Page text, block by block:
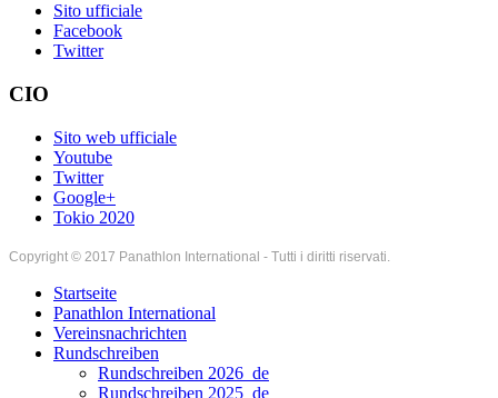
Sito ufficiale
Facebook
Twitter
CIO
Sito web ufficiale
Youtube
Twitter
Google+
Tokio 2020
Copyright © 2017 Panathlon International - Tutti i diritti riservati.
Startseite
Panathlon International
Vereinsnachrichten
Rundschreiben
Rundschreiben 2026_de
Rundschreiben 2025_de